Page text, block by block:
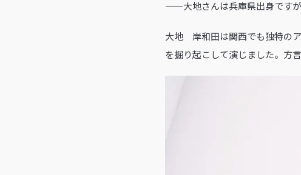
——大地さんは兵庫県出身ですが
大地 岸和田は関西でも独特の
を掘り起こして演じました。方